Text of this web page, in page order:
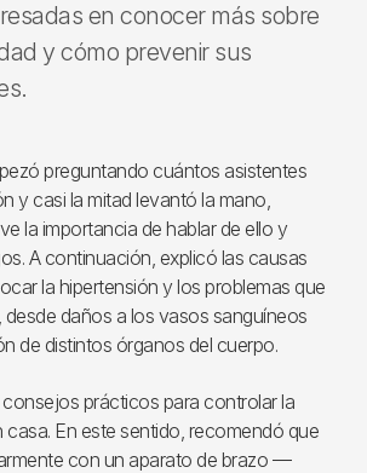
en conocer más sobre
y cómo prevenir sus
preguntando cuántos asistentes
y casi la mitad levantó la mano,
la importancia de hablar de ello y
A continuación, explicó las causas
la hipertensión y los problemas que
daños a los vasos sanguíneos
de distintos órganos del cuerpo.
prácticos para controlar la
casa. En este sentido, recomendó que
con un aparato de brazo —